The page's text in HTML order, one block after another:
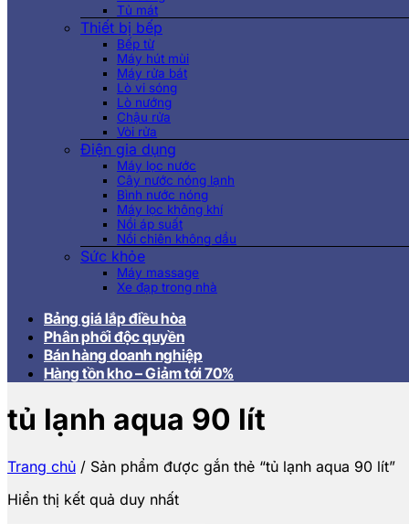
Tủ mát
Thiết bị bếp
Bếp từ
Máy hút mùi
Máy rửa bát
Lò vi sóng
Lò nướng
Chậu rửa
Vòi rửa
Điện gia dụng
Máy lọc nước
Cây nước nóng lạnh
Bình nước nóng
Máy lọc không khí
Nồi áp suất
Nồi chiên không dầu
Sức khỏe
Máy massage
Xe đạp trong nhà
Bảng giá lắp điều hòa
Phân phối độc quyền
Bán hàng doanh nghiệp
Hàng tồn kho – Giảm tới 70%
tủ lạnh aqua 90 lít
Trang chủ / Sản phẩm được gắn thẻ “tủ lạnh aqua 90 lít”
Hiển thị kết quả duy nhất